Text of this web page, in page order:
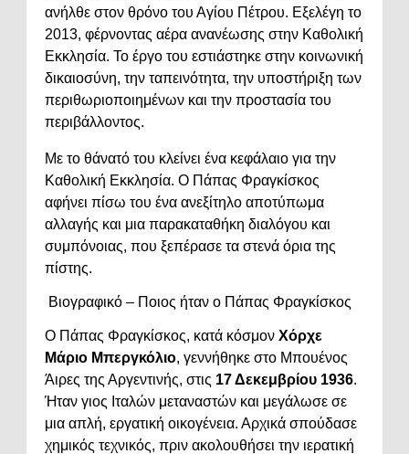
ανήλθε στον θρόνο του Αγίου Πέτρου. Εξελέγη το
2013, φέρνοντας αέρα ανανέωσης στην Καθολική
Εκκλησία. Το έργο του εστιάστηκε στην κοινωνική
δικαιοσύνη, την ταπεινότητα, την υποστήριξη των
περιθωριοποιημένων και την προστασία του
περιβάλλοντος.
Με το θάνατό του κλείνει ένα κεφάλαιο για την
Καθολική Εκκλησία. Ο Πάπας Φραγκίσκος
αφήνει πίσω του ένα ανεξίτηλο αποτύπωμα
αλλαγής και μια παρακαταθήκη διαλόγου και
συμπόνοιας, που ξεπέρασε τα στενά όρια της
πίστης.
Βιογραφικό – Ποιος ήταν ο Πάπας Φραγκίσκος
Ο Πάπας Φραγκίσκος, κατά κόσμον Χόρχε
Μάριο Μπεργκόλιο, γεννήθηκε στο Μπουένος
Άιρες της Αργεντινής, στις 17 Δεκεμβρίου 1936.
Ήταν γιος Ιταλών μεταναστών και μεγάλωσε σε
μια απλή, εργατική οικογένεια. Αρχικά σπούδασε
χημικός τεχνικός, πριν ακολουθήσει την ιερατική